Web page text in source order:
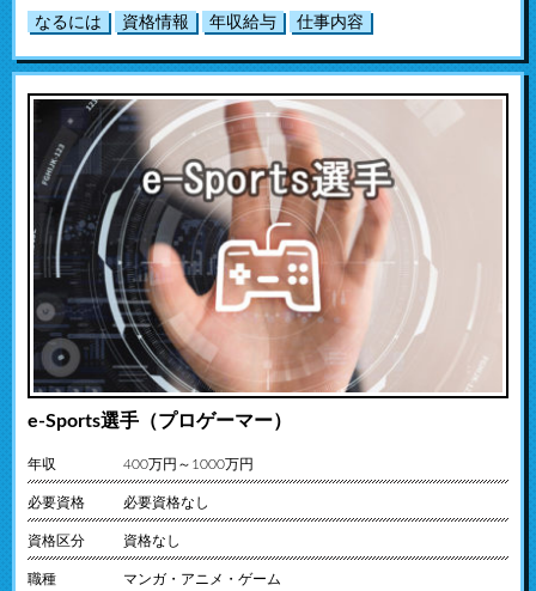
なるには 資格情報 年収給与 仕事内容
e-Sports選手（プロゲーマー）
年収 400万円～1000万円
必要資格 必要資格なし
資格区分 資格なし
職種 マンガ・アニメ・ゲーム